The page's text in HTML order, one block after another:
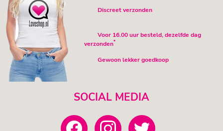
Discreet verzonden
Voor 16.00 uur besteld, dezelfde dag
verzonden*
Gewoon lekker goedkoop
SOCIAL MEDIA